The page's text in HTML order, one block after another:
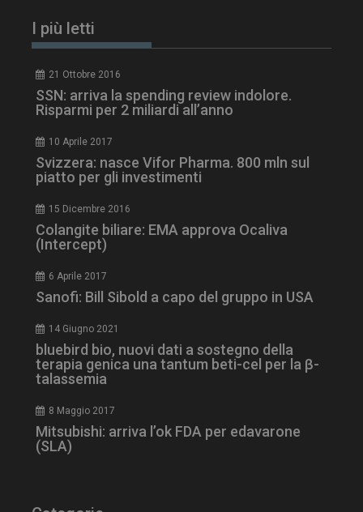
I più letti
21 Ottobre 2016
SSN: arriva la spending review indolore.
Risparmi per 2 miliardi all’anno
10 Aprile 2017
Svizzera: nasce Vifor Pharma. 800 mln sul
piatto per gli investimenti
15 Dicembre 2016
Colangite biliare: EMA approva Ocaliva
(Intercept)
6 Aprile 2017
Sanofi: Bill Sibold a capo del gruppo in USA
14 Giugno 2021
bluebird bio, nuovi dati a sostegno della
terapia genica una tantum beti-cel per la β-
talassemia
8 Maggio 2017
Mitsubishi: arriva l’ok FDA per edavarone
(SLA)
.www.dailyhealthindustry.it